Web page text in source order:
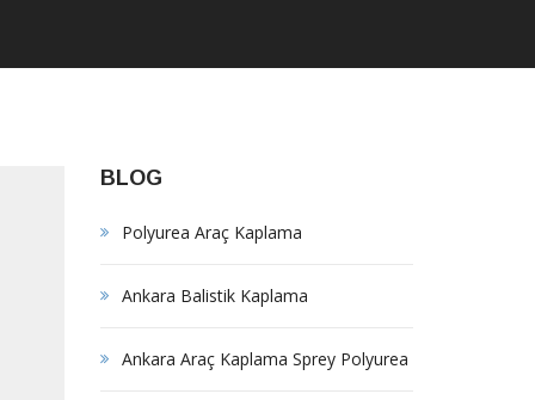
BLOG
Polyurea Araç Kaplama
Ankara Balistik Kaplama
Ankara Araç Kaplama Sprey Polyurea